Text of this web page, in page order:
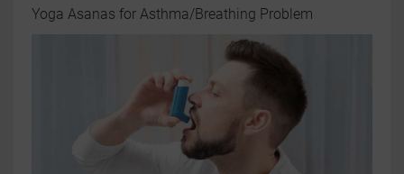
Yoga Asanas for Asthma/Breathing Problem